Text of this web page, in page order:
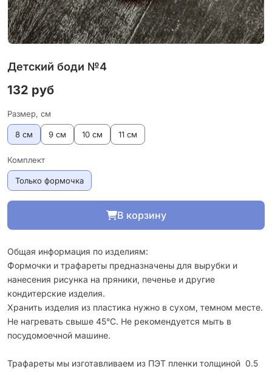
Детский боди №4
132 руб
Размер, см
8 см 9 см 10 см 11 см
Комплект
Только формочка
В корзину
Общая информация по изделиям:
Формочки и трафареты предназначены для вырубки и
нанесения рисунка на пряники, печенье и другие
кондитерские изделия.
Хранить изделия из пластика нужно в сухом, темном месте.
Не нагревать свыше 45°С. Не рекомендуется мыть в
посудомоечной машине.
Трафареты мы изготавливаем из ПЭТ пленки толщиной 0.5